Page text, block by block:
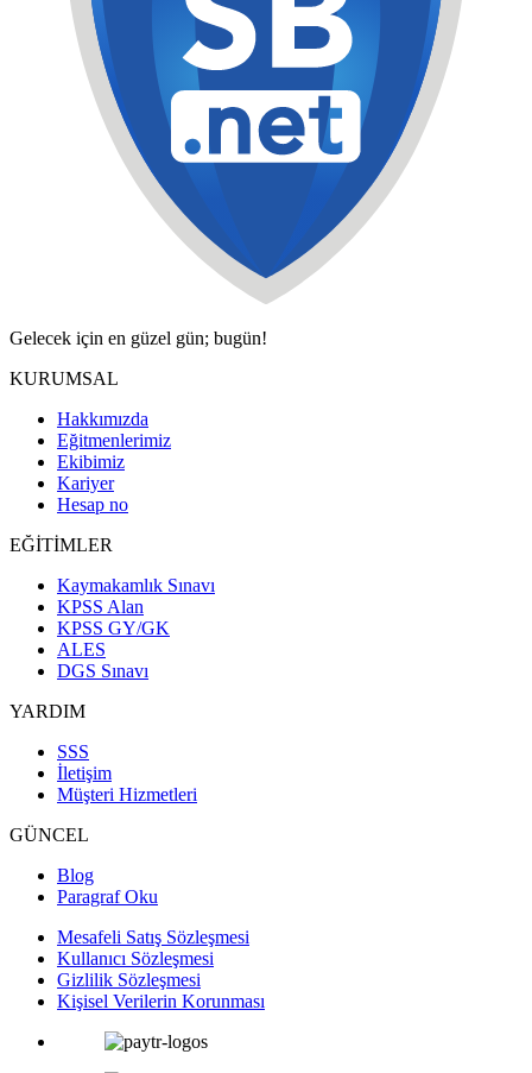
Gelecek için en güzel gün; bugün!
KURUMSAL
Hakkımızda
Eğitmenlerimiz
Ekibimiz
Kariyer
Hesap no
EĞİTİMLER
Kaymakamlık Sınavı
KPSS Alan
KPSS GY/GK
ALES
DGS Sınavı
YARDIM
SSS
İletişim
Müşteri Hizmetleri
GÜNCEL
Blog
Paragraf Oku
Mesafeli Satış Sözleşmesi
Kullanıcı Sözleşmesi
Gizlilik Sözleşmesi
Kişisel Verilerin Korunması